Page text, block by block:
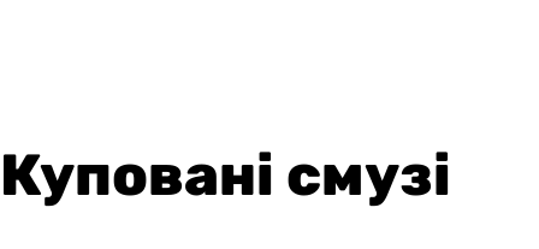
Куповані смузі